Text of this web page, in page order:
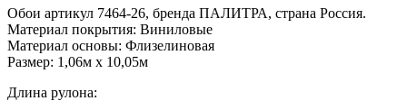
Обои артикул 7464-26, бренда ПАЛИТРА, страна Россия.
Материал покрытия: Виниловые
Материал основы: Флизелиновая
Размер: 1,06м х 10,05м
Длина рулона: